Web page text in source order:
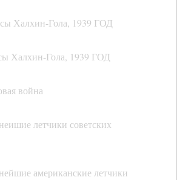
Халхин-Гола, 1939 ГОД
Халхин-Гола, 1939 ГОД
война
летчики советских
американские летчики